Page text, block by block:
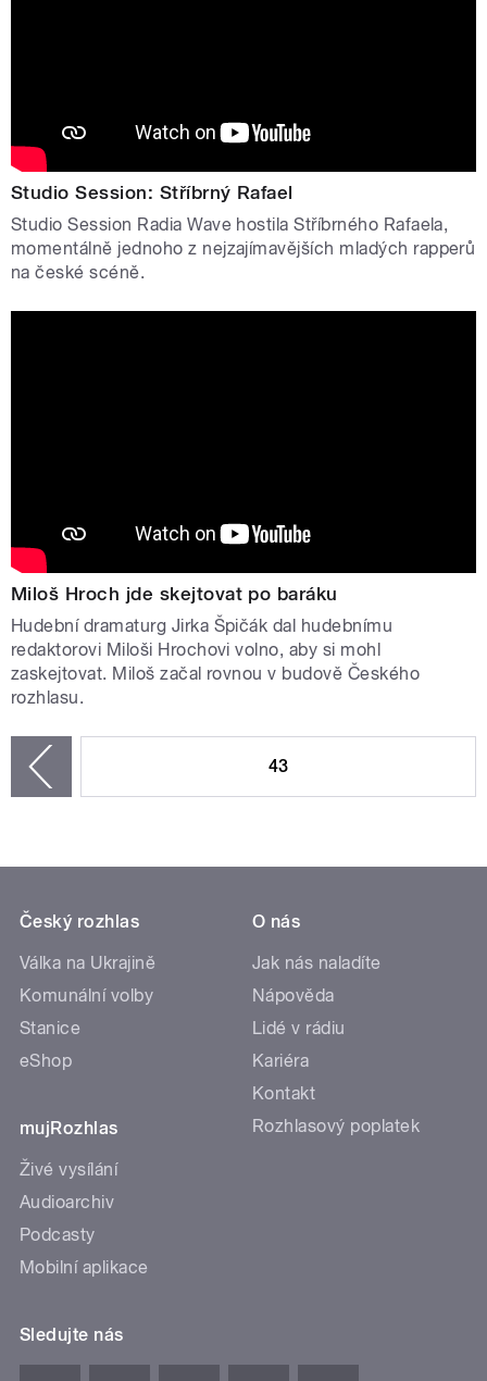
Studio Session: Stříbrný Rafael
Studio Session Radia Wave hostila Stříbrného Rafaela,
momentálně jednoho z nejzajímavějších mladých rapperů
na české scéně.
Miloš Hroch jde skejtovat po baráku
Hudební dramaturg Jirka Špičák dal hudebnímu
redaktorovi Miloši Hrochovi volno, aby si mohl
zaskejtovat. Miloš začal rovnou v budově Českého
rozhlas​u.
43
Český rozhlas
Válka na Ukrajině
Komunální volby
Stanice
eShop
mujRozhlas
Živé vysílání
Audioarchiv
Podcasty
Mobilní aplikace
O nás
Jak nás naladíte
Nápověda
Lidé v rádiu
Kariéra
Kontakt
Rozhlasový poplatek
Sledujte nás